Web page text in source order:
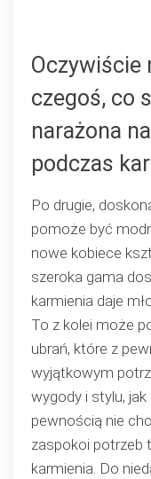
Oczywiście
czegoś, co
narażona
podczas
Po drugie,
pomoże być
nowe kobiece
szeroka gama
karmienia daje
To z kolei może
ubrań, które z
wyjątkowym
wygody i stylu, jak
pewnością nie
zaspokoi potrzeb
karmienia. Do